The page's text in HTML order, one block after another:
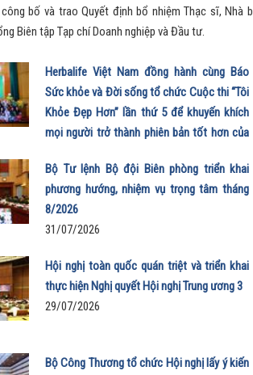
bố và trao Quyết định bổ nhiệm Thạc sĩ, Nhà
Biên tập Tạp chí Doanh nghiệp và Đầu tư.
Herbalife Việt Nam đồng hành cùng Báo
Sức khỏe và Đời sống tổ chức Cuộc thi “Tôi
Khỏe Đẹp Hơn” lần thứ 5 để khuyến khích
mọi người trở thành phiên bản tốt hơn của
01/08/2026
Bộ Tư lệnh Bộ đội Biên phòng triển khai
phương hướng, nhiệm vụ trọng tâm tháng
8/2026
31/07/2026
Hội nghị toàn quốc quán triệt và triển khai
thực hiện Nghị quyết Hội nghị Trung ương 3
29/07/2026
Bộ Công Thương tổ chức Hội nghị lấy ý kiến